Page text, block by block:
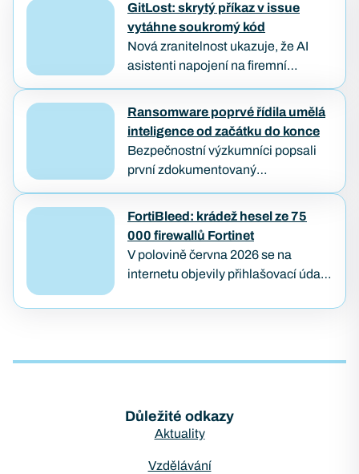
GitLost: skrytý příkaz v issue
vytáhne soukromý kód
Nová zranitelnost ukazuje, že AI
asistenti napojení na firemní
obyčejným textem. Útočníkovi stačí
založit veřejný požadavek na opravu
a počkat, až…
Ransomware poprvé řídila umělá
inteligence od začátku do konce
Bezpečnostní výzkumníci popsali
první zdokumentovaný
průniku až po zašifrování dat provedl
samostatně AI agent — bez
lidského útočníka u klávesnice.
Případ…
FortiBleed: krádež hesel ze 75
000 firewallů Fortinet
V polovině června 2026 se na
internetu objevily přihlašovací údaje
Fortinet. Útok pojmenovaný
Důležité odkazy
Aktuality
Vzdělávání